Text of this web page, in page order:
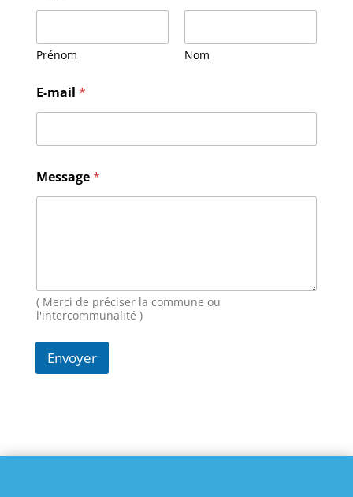
Prénom Nom
E-mail *
-
m
s
a
e
o
Message*
( Merci de préciser la commune ou
l'intercommunalité )
Envoyer